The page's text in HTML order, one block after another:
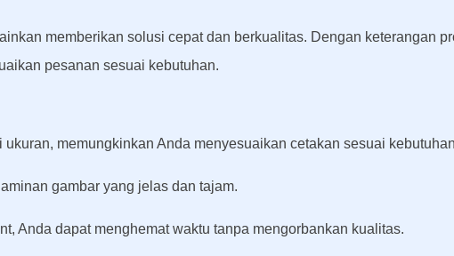
memberikan solusi cepat dan berkualitas. Dengan keterangan
pesanan sesuai kebutuhan.
ukuran, memungkinkan Anda menyesuaikan cetakan sesuai
gambar yang jelas dan tajam.
Anda dapat menghemat waktu tanpa mengorbankan kualitas.